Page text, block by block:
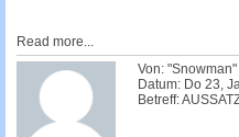
Read more...
Von: "Snowman"
Datum: Do 23,
Betreff: